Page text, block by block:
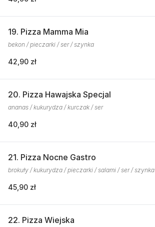
19. Pizza Mamma Mia
bekon / pieczarki / ser / szynka
42,90 zł
20. Pizza Hawajska Specjal
ananas / kukurydza / kurczak / ser
40,90 zł
21. Pizza Nocne Gastro
brokuły / kukurydza / pieczarki / salami / ser / szynka
45,90 zł
22. Pizza Wiejska